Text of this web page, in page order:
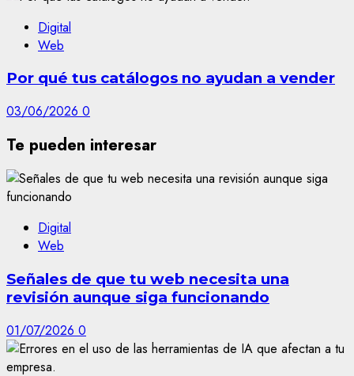
Digital
Web
Por qué tus catálogos no ayudan a vender
03/06/2026 0
Te pueden interesar
Digital
Web
Señales de que tu web necesita una
revisión aunque siga funcionando
01/07/2026 0